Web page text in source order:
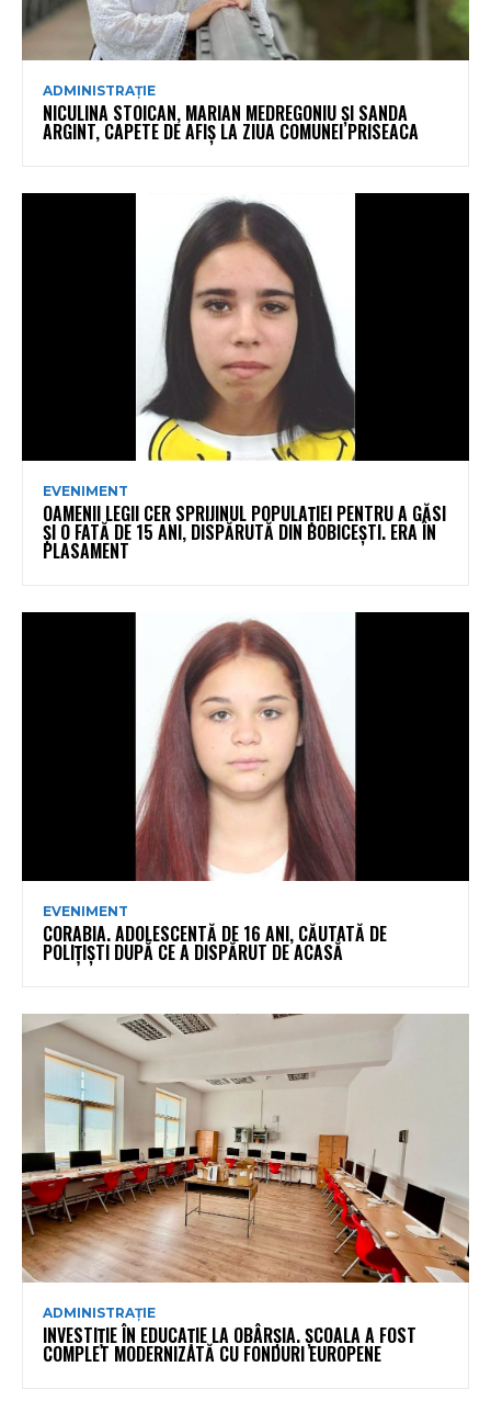
ADMINISTRAȚIE
NICULINA STOICAN, MARIAN MEDREGONIU ȘI SANDA
ARGINT, CAPETE DE AFIȘ LA ZIUA COMUNEI PRISEACA
EVENIMENT
OAMENII LEGII CER SPRIJINUL POPULAȚIEI PENTRU A GĂSI
ȘI O FATĂ DE 15 ANI, DISPĂRUTĂ DIN BOBICEȘTI. ERA ÎN
PLASAMENT
EVENIMENT
CORABIA. ADOLESCENTĂ DE 16 ANI, CĂUTATĂ DE
POLIȚIȘTI DUPĂ CE A DISPĂRUT DE ACASĂ
ADMINISTRAȚIE
INVESTIȚIE ÎN EDUCAȚIE LA OBÂRȘIA. ȘCOALA A FOST
COMPLET MODERNIZATĂ CU FONDURI EUROPENE